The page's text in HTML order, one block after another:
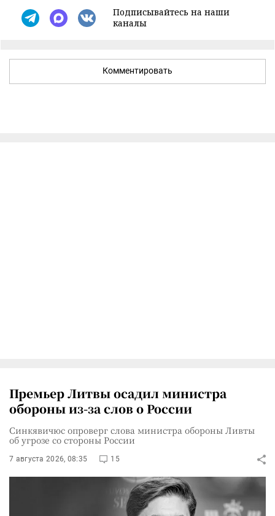
Подписывайтесь на наши
каналы
Комментировать
Премьер Литвы осадил министра
обороны из-за слов о России
Синкявичюс опроверг слова министра обороны Ливты
об угрозе со стороны России
7 августа 2026, 08:35 15